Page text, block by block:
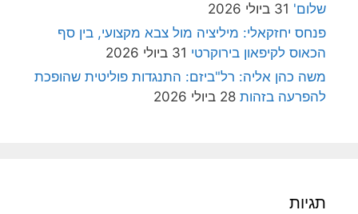
שלום' 31 ביולי 2026
פנחס יחזקאלי: מיליציה מול צבא מקצועי, בין סף
הכאוס לקיפאון בירוקרטי 31 ביולי 2026
משה כהן אליה: רל"ביזם: התנגדות פוליטית שהופכת
להפרעה בזהות 28 ביולי 2026
תגיות